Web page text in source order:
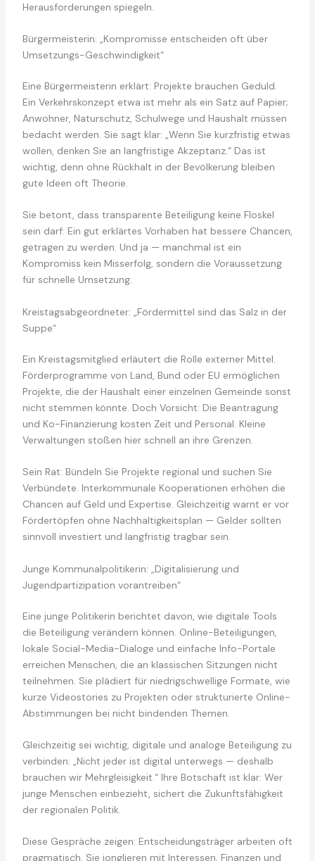
Herausforderungen spiegeln.
Bürgermeisterin: „Kompromisse entscheiden oft über
Umsetzungs-Geschwindigkeit“
Eine Bürgermeisterin erklärt: Projekte brauchen Geduld.
Ein Verkehrskonzept etwa ist mehr als ein Satz auf Papier;
Anwohner, Naturschutz, Schulwege und Haushalt müssen
bedacht werden. Sie sagt klar: „Wenn Sie kurzfristig etwas
wollen, denken Sie an langfristige Akzeptanz.“ Das ist
wichtig, denn ohne Rückhalt in der Bevölkerung bleiben
gute Ideen oft Theorie.
Sie betont, dass transparente Beteiligung keine Floskel
sein darf: Ein gut erklärtes Vorhaben hat bessere Chancen,
getragen zu werden. Und ja — manchmal ist ein
Kompromiss kein Misserfolg, sondern die Voraussetzung
für schnelle Umsetzung.
Kreistagsabgeordneter: „Fördermittel sind das Salz in der
Suppe“
Ein Kreistagsmitglied erläutert die Rolle externer Mittel.
Förderprogramme von Land, Bund oder EU ermöglichen
Projekte, die der Haushalt einer einzelnen Gemeinde sonst
nicht stemmen könnte. Doch Vorsicht: Die Beantragung
und Ko-Finanzierung kosten Zeit und Personal. Kleine
Verwaltungen stoßen hier schnell an ihre Grenzen.
Sein Rat: Bündeln Sie Projekte regional und suchen Sie
Verbündete. Interkommunale Kooperationen erhöhen die
Chancen auf Geld und Expertise. Gleichzeitig warnt er vor
Fördertöpfen ohne Nachhaltigkeitsplan — Gelder sollten
sinnvoll investiert und langfristig tragbar sein.
Junge Kommunalpolitikerin: „Digitalisierung und
Jugendpartizipation vorantreiben“
Eine junge Politikerin berichtet davon, wie digitale Tools
die Beteiligung verändern können. Online-Beteiligungen,
lokale Social-Media-Dialoge und einfache Info-Portale
erreichen Menschen, die an klassischen Sitzungen nicht
teilnehmen. Sie plädiert für niedrigschwellige Formate, wie
kurze Videostories zu Projekten oder strukturierte Online-
Abstimmungen bei nicht bindenden Themen.
Gleichzeitig sei wichtig, digitale und analoge Beteiligung zu
verbinden: „Nicht jeder ist digital unterwegs — deshalb
brauchen wir Mehrgleisigkeit.“ Ihre Botschaft ist klar: Wer
junge Menschen einbezieht, sichert die Zukunftsfähigkeit
der regionalen Politik.
Diese Gespräche zeigen: Entscheidungsträger arbeiten oft
pragmatisch. Sie jonglieren mit Interessen, Finanzen und